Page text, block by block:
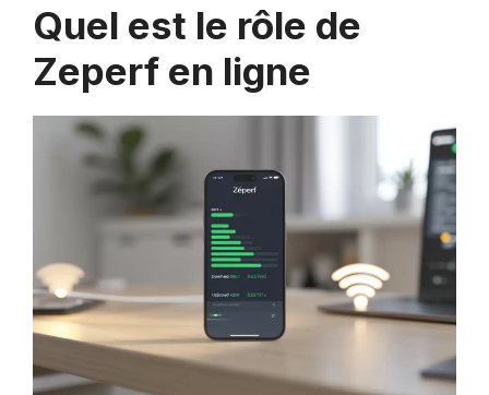
Quel est le rôle de
Zeperf en ligne